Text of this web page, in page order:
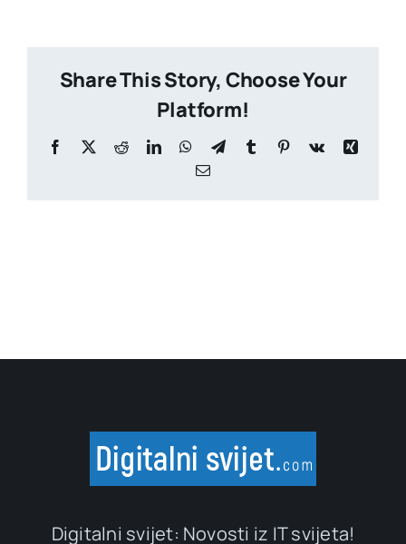
Share This Story, Choose Your
Platform!
Facebook
X RedditLinkedInWhatsApp
TelegramTumblr Pinterest
Vk
Xing
Email
Digitalni svijet: Novosti iz IT svijeta!